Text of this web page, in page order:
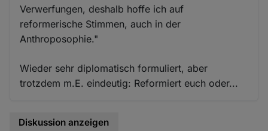
Verwerfungen, deshalb hoffe ich auf
reformerische Stimmen, auch in der
Anthroposophie."
Wieder sehr diplomatisch formuliert, aber
trotzdem m.E. eindeutig: Reformiert euch oder...
Diskussion anzeigen